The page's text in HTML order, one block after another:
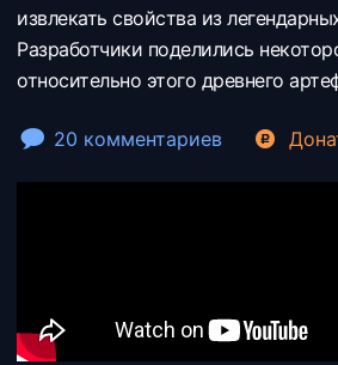
извлекать свойства из
Разработчики поделились
относительно этого древнего
20 комментариев